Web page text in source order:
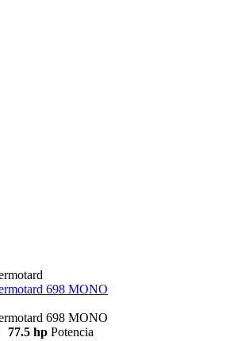
698 MONO
698 MONO
77.5 hp Potencia